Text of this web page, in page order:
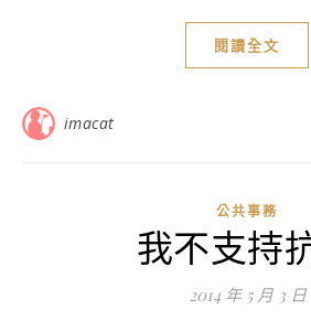
閱讀全文
imacat
公共事務
我不支持
2014 年 5 月 3 日